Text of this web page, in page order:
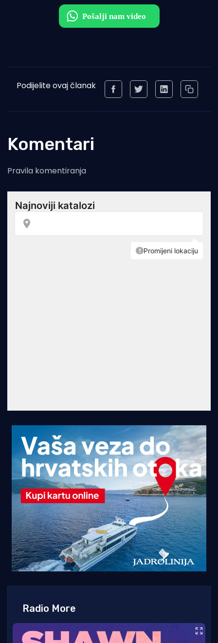
Podijelite ovaj članak
Komentari
Pravila komentiranja
Radio More